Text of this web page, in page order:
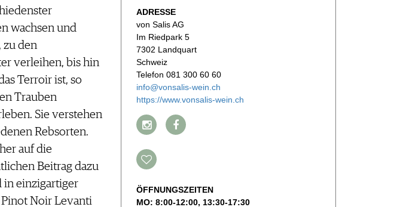
wachsen und
zu den
verleihen, bis hin
Terroir ist, so
Trauben
Sie verstehen
Rebsorten.
auf die
Beitrag dazu
in einzigartiger
Noir Levanti
ADRESSE
von Salis AG
Im Riedpark 5
7302 Landquart
Schweiz
Telefon 081 300 60 60
info@vonsalis-wein.ch
https://www.vonsalis-wein.ch
ÖFFNUNGSZEITEN
MO: 8:00-12:00, 13:30-17:30